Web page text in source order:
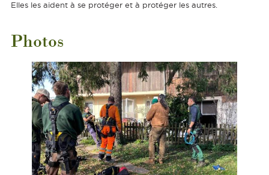
Elles les aident à se protéger et à protéger les autres.
Photos